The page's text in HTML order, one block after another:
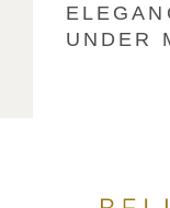
UNDER